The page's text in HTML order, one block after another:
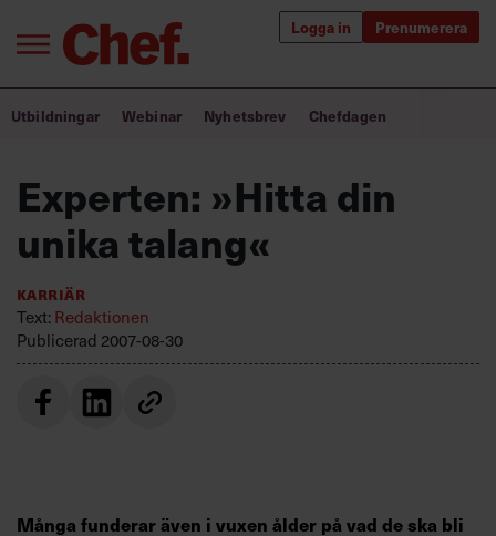
Logga in Prenumerera
Annonsera
Villkor och policy för
Bra ledare förändrar världen
Utbildning för ledare
Chefakademin+
Populära utbildningar
Utbildningar Webinar Nyhetsbrev Chefdagen
Experten: »Hitta din
unika talang«
Karriär
Text:Redaktionen
Publicerad 2007-08-30
Många funderar även i vuxen ålder på vad de ska bli